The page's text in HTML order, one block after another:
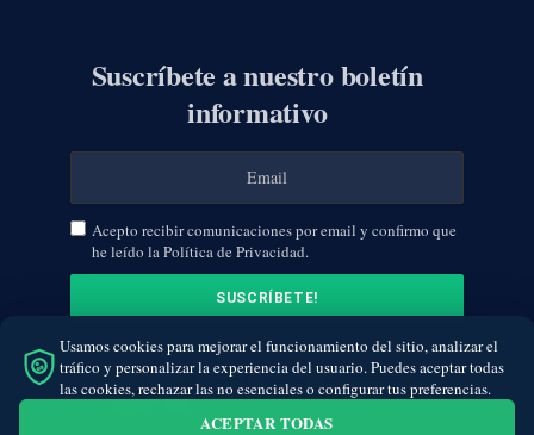
Suscríbete a nuestro boletín
informativo
Acepto recibir comunicaciones por email y confirmo que
he leído la Política de Privacidad.
Usamos cookies para mejorar el funcionamiento del sitio, analizar el
tráfico y personalizar la experiencia del usuario. Puedes aceptar todas
las cookies, rechazar las no esenciales o configurar tus preferencias.
ACEPTAR TODAS